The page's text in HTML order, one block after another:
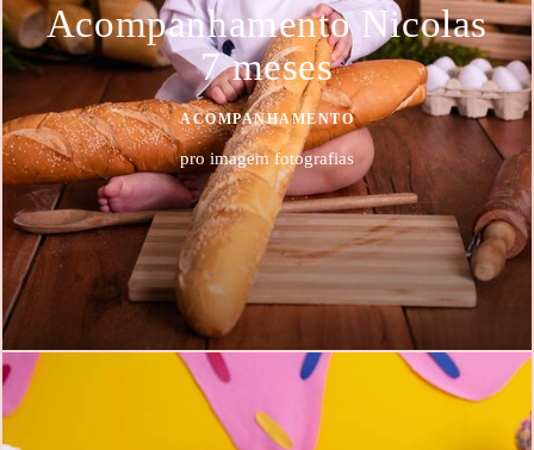
Acompanhamento Nicolas
7 meses
ACOMPANHAMENTO
pro imagem fotografias